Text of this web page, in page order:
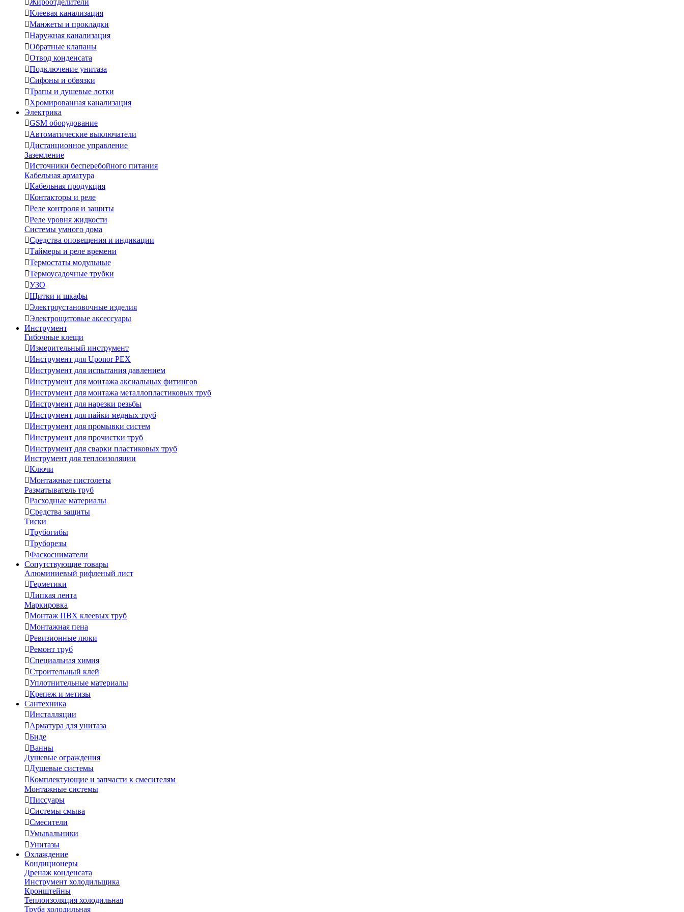
Жироотделители
Клеевая канализация
Манжеты и прокладки
Наружная канализация
Обратные клапаны
Отвод конденсата
Подключение унитаза
Сифоны и обвязки
Трапы и душевые лотки
Хромированная канализация
Электрика
GSM оборудование
Автоматические выключатели
Дистанционное управление
Заземление
Источники бесперебойного питания
Кабельная арматура
Кабельная продукция
Контакторы и реле
Реле контроля и защиты
Реле уровня жидкости
Системы умного дома
Средства оповещения и индикации
Таймеры и реле времени
Термостаты модульные
Термоусадочные трубки
УЗО
Щитки и шкафы
Электроустановочные изделия
Электрощитовые аксессуары
Инструмент
Гибочные клещи
Измерительный инструмент
Инструмент для Uponor PEX
Инструмент для испытания давлением
Инструмент для монтажа аксиальных фитингов
Инструмент для монтажа металлопластиковых труб
Инструмент для нарезки резьбы
Инструмент для пайки медных труб
Инструмент для промывки систем
Инструмент для прочистки труб
Инструмент для сварки пластиковых труб
Инструмент для теплоизоляции
Ключи
Монтажные пистолеты
Разматыватель труб
Расходные материалы
Средства защиты
Тиски
Трубогибы
Труборезы
Фаскосниматели
Сопутствующие товары
Алюминиевый рифленый лист
Герметики
Липкая лента
Маркировка
Монтаж ПВХ клеевых труб
Монтажная пена
Ревизионные люки
Ремонт труб
Специальная химия
Строительный клей
Уплотнительные материалы
Крепеж и метизы
Сантехника
Инсталляции
Арматура для унитаза
Биде
Ванны
Душевые ограждения
Душевые системы
Комплектующие и запчасти к смесителям
Монтажные системы
Писсуары
Системы смыва
Смесители
Умывальники
Унитазы
Охлаждение
Кондиционеры
Дренаж конденсата
Инструмент холодильщика
Кронштейны
Теплоизоляция холодильная
Труба холодильная